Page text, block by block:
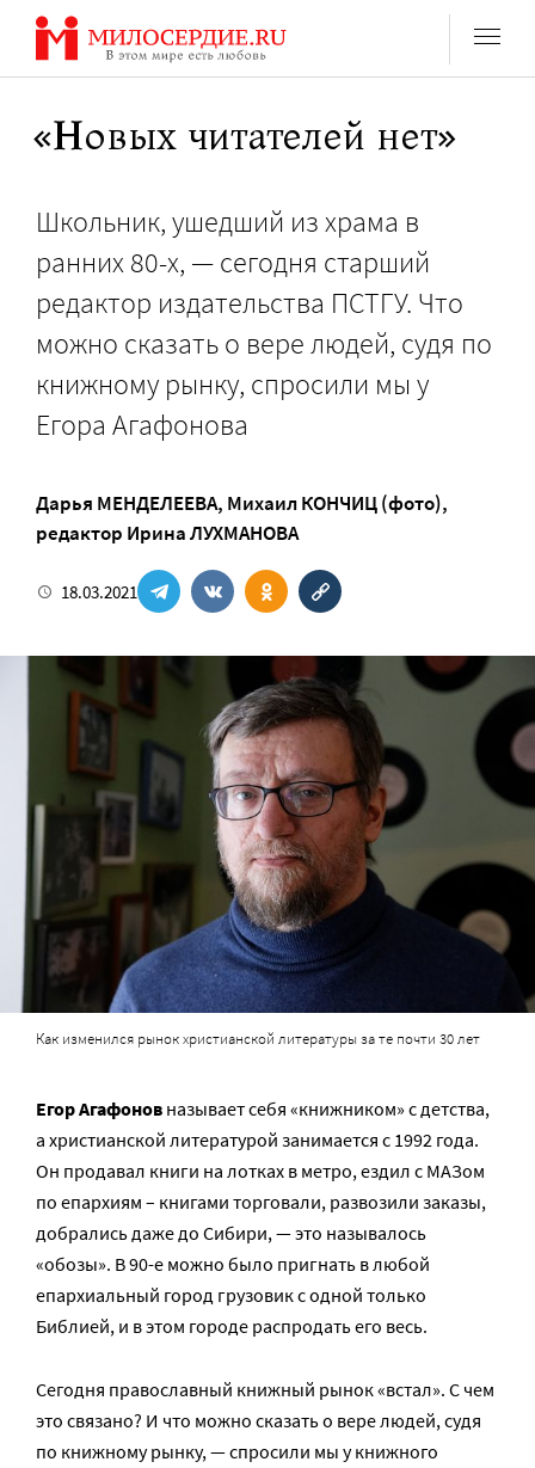
Перейти
содержанию
«Новых читателей нет»
Школьник, ушедший из храма в
ранних 80-х, — сегодня старший
редактор издательства ПСТГУ. Что
можно сказать о вере людей, судя по
книжному рынку, спросили мы у
Егора Агафонова
Дарья МЕНДЕЛЕЕВА, Михаил КОНЧИЦ (фото),
редактор Ирина ЛУХМАНОВА
18.03.2021
Как изменился рынок христианской литературы за те почти 30 лет
Егор Агафонов называет себя «книжником» с детства,
а христианской литературой занимается с 1992 года.
Он продавал книги на лотках в метро, ездил с МАЗом
по епархиям – книгами торговали, развозили заказы,
добрались даже до Сибири, — это называлось
«обозы». В 90-е можно было пригнать в любой
епархиальный город грузовик с одной только
Библией, и в этом городе распродать его весь.
Сегодня православный книжный рынок «встал». С чем
это связано? И что можно сказать о вере людей, судя
по книжному рынку, — спросили мы у книжного